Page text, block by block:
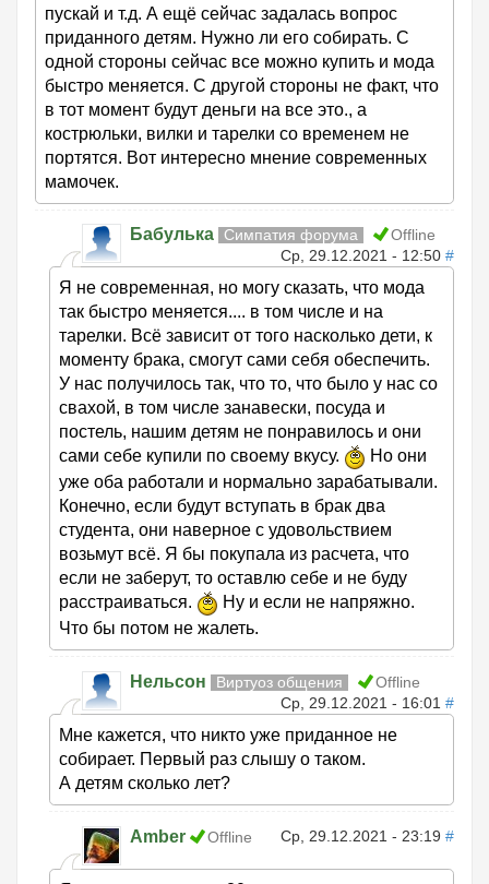
пускай и т.д. А ещё сейчас задалась вопрос
приданного детям. Нужно ли его собирать. С
одной стороны сейчас все можно купить и мода
быстро меняется. С другой стороны не факт, что
в тот момент будут деньги на все это., а
кострюльки, вилки и тарелки со временем не
портятся. Вот интересно мнение современных
мамочек.
Бабулька Симпатия форума
Offline
Ср, 29.12.2021 - 12:50 #
Я не современная, но могу сказать, что мода
так быстро меняется.... в том числе и на
тарелки. Всё зависит от того насколько дети, к
моменту брака, смогут сами себя обеспечить.
У нас получилось так, что то, что было у нас со
свахой, в том числе занавески, посуда и
постель, нашим детям не понравилось и они
сами себе купили по своему вкусу.
Но они
уже оба работали и нормально зарабатывали.
Конечно, если будут вступать в брак два
студента, они наверное с удовольствием
возьмут всё. Я бы покупала из расчета, что
если не заберут, то оставлю себе и не буду
расстраиваться.
Ну и если не напряжно.
Что бы потом не жалеть.
Нельсон Виртуоз общения
Offline
Ср, 29.12.2021 - 16:01 #
Мне кажется, что никто уже приданное не
собирает. Первый раз слышу о таком.
А детям сколько лет?
Amber Offline Ср, 29.12.2021 - 23:19 #